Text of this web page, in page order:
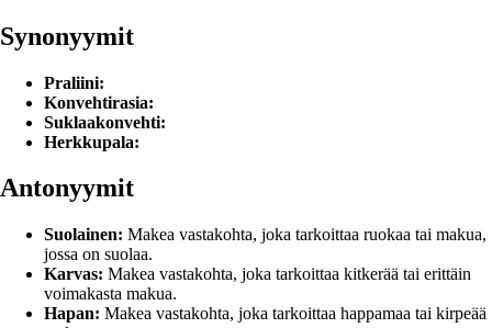
Synonyymit
Praliini:
Konvehtirasia:
Suklaakonvehti:
Herkkupala:
Antonyymit
Suolainen: Makea vastakohta, joka tarkoittaa ruokaa tai makua,
jossa on suolaa.
Karvas: Makea vastakohta, joka tarkoittaa kitkerää tai erittäin
voimakasta makua.
Hapan: Makea vastakohta, joka tarkoittaa happamaa tai kirpeää